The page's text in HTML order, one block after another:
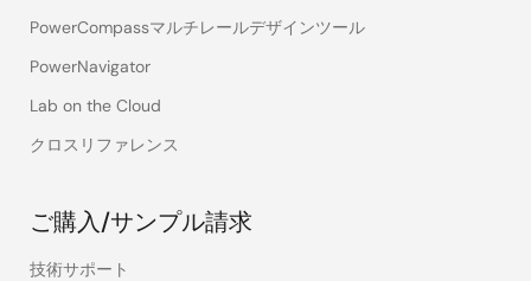
PowerCompassマルチレールデザインツール
PowerNavigator
Lab on the Cloud
クロスリファレンス
ご購入/サンプル請求
技術サポート